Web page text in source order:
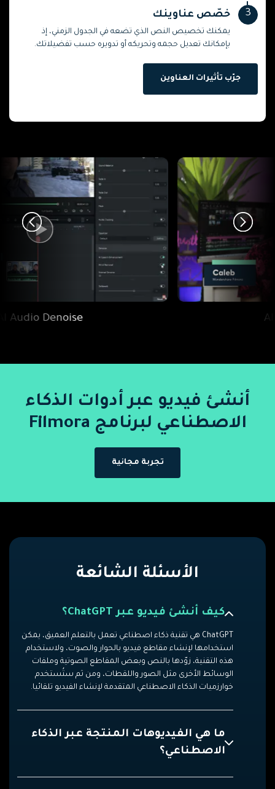
3 خصّص عناوينك
يمكنك تخصيص النص الذي تضعه في الجدول الزمني، إذ
بإمكانك تعديل حجمه وتحريكه أو تدويره حسب تفضيلاتك.
جرّب تأثيرات العناوين
أنشئ فيديو عبر أدوات الذكاء
الاصطناعي لبرنامج Filmora
تجربة مجانية
الأسئلة الشائعة
كيف أنشئ فيديو عبر ChatGPT؟
ChatGPT هي تقنية ذكاء اصطناعي تعمل بالتعلم العميق، يمكن
استخدامها لإنشاء مقاطع فيديو بالحوار والصوت، ولاستخدام
هذه التقنية، زوّدها بالنص وبعض المقاطع الصوتية وملفات
الوسائط الأخرى مثل الصور واللقطات، ومن ثم ستُستخدم
خوارزميات الذكاء الاصطناعي المتقدمة لإنشاء الفيديو تلقائيا.
ما هي الفيديوهات المنتجة عبر الذكاء
الاصطناعي؟